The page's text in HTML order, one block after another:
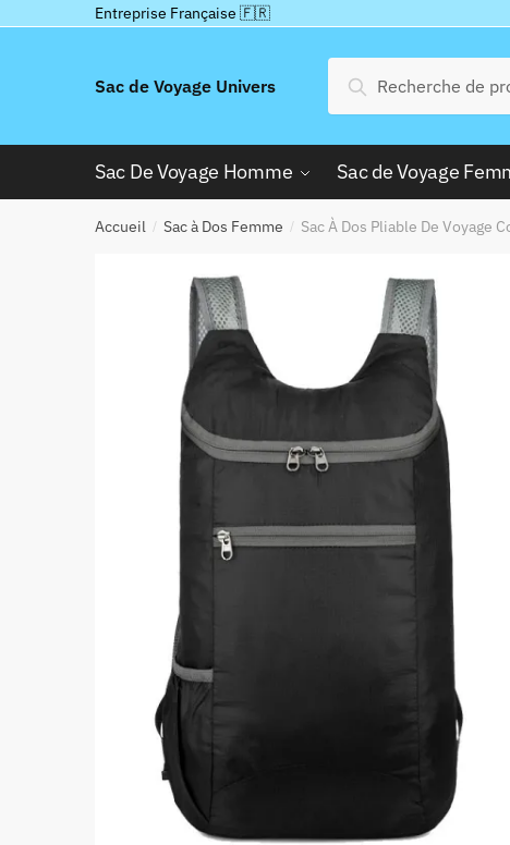
Entreprise Française 🇫🇷
Sac de Voyage Univers
pour :
Recherche
Sac De Voyage Homme Sac de Voyage
Accueil / Sac à Dos Femme / Sac À Dos Pliable De Voyage